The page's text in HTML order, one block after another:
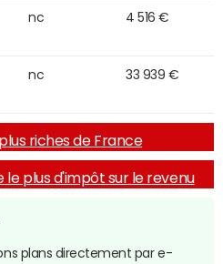
nc 4 516 €
nc 33 939 €
riches de France
le plus d'impôt sur le revenu
plans directement par e-